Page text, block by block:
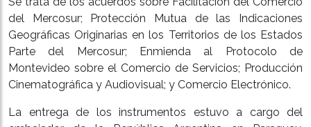
del Mercosur; Protección Mutua de las Indicaciones
Geográficas Originarias en los Territorios de los Estados
Parte del Mercosur; ​Enmienda al Protocolo de
Montevideo sobre el Comercio de Servicios; ​Producción
Cinematográfica y Audiovisual; y ​Comercio Electrónico.
La entrega de los instrumentos estuvo a cargo del